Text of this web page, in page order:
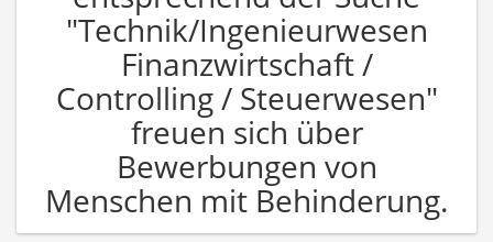
"Technik/Ingenieurwesen
Finanzwirtschaft /
Controlling / Steuerwesen"
freuen sich über
Bewerbungen von
Menschen mit Behinderung.